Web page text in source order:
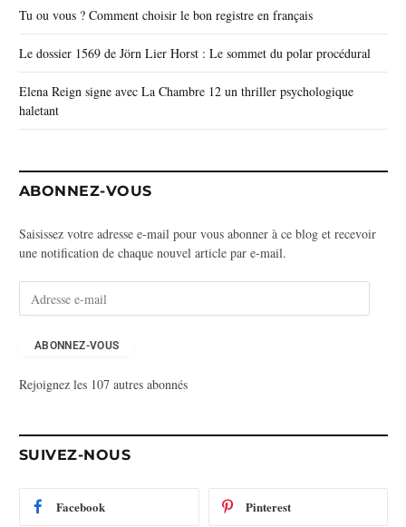
Tu ou vous ? Comment choisir le bon registre en français
Le dossier 1569 de Jörn Lier Horst : Le sommet du polar procédural
Elena Reign signe avec La Chambre 12 un thriller psychologique
haletant
ABONNEZ-VOUS
Saisissez votre adresse e-mail pour vous abonner à ce blog et recevoir
une notification de chaque nouvel article par e-mail.
s
m
ABONNEZ-VOUS
Rejoignez les 107 autres abonnés
SUIVEZ-NOUS
Facebook Pinterest